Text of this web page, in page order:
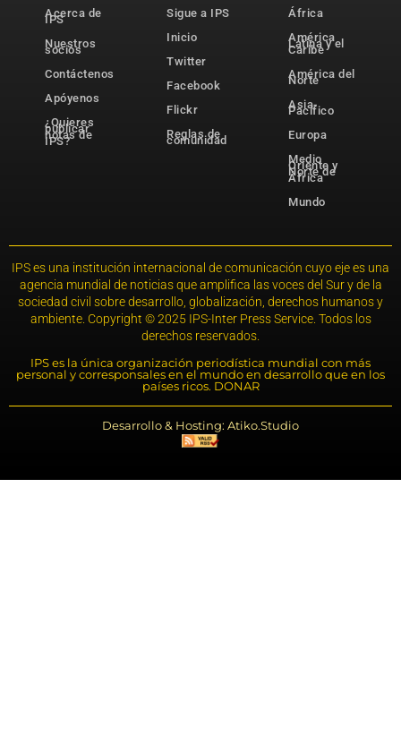
Acerca de
IPS
Nuestros
socios
Contáctenos
Apóyenos
¿Quieres
publicar
notas de
IPS?
Sigue a IPS
Inicio
Twitter
Facebook
Flickr
Reglas de
comunidad
África
América
Latina y el
Caribe
América del
Norte
Asia-
Pacífico
Europa
Medio
Oriente y
Norte de
África
Mundo
IPS es una institución internacional de comunicación cuyo eje es una
agencia mundial de noticias que amplifica las voces del Sur y de la
sociedad civil sobre desarrollo, globalización, derechos humanos y
ambiente. Copyright © 2025 IPS-Inter Press Service. Todos los
derechos reservados.
IPS es la única organización periodística mundial con más
personal y corresponsales en el mundo en desarrollo que en los
países ricos. DONAR
Desarrollo & Hosting: Atiko.Studio